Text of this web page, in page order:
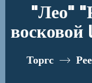
"Лео"
восковой LMCW-0110 120 г ( в
картонной
Торгс